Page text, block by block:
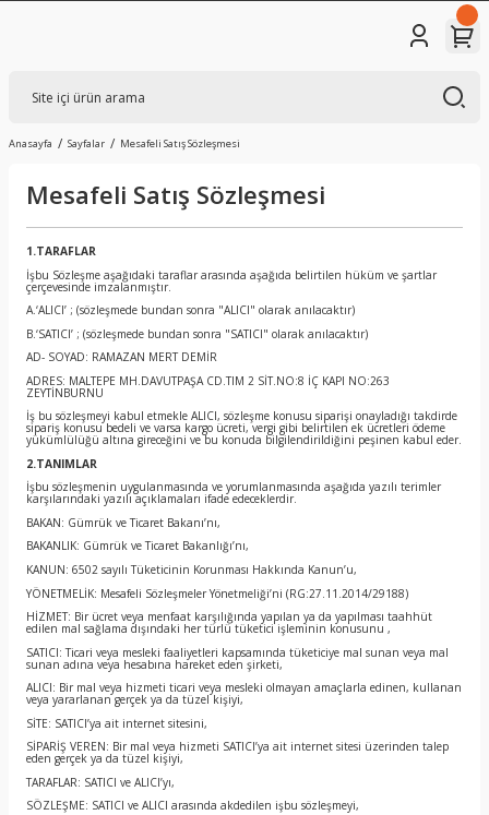
Anasayfa Sayfalar Mesafeli Satış Sözleşmesi
Mesafeli Satış Sözleşmesi
1.TARAFLAR
İşbu Sözleşme aşağıdaki taraflar arasında aşağıda belirtilen hüküm ve şartlar
çerçevesinde imzalanmıştır.
A.‘ALICI’ ; (sözleşmede bundan sonra "ALICI" olarak anılacaktır)
B.‘SATICI’ ; (sözleşmede bundan sonra "SATICI" olarak anılacaktır)
AD- SOYAD: RAMAZAN MERT DEMİR
ADRES: MALTEPE MH.DAVUTPAŞA CD.TIM 2 SİT.NO:8 İÇ KAPI NO:263
ZEYTİNBURNU
İş bu sözleşmeyi kabul etmekle ALICI, sözleşme konusu siparişi onayladığı takdirde
sipariş konusu bedeli ve varsa kargo ücreti, vergi gibi belirtilen ek ücretleri ödeme
yükümlülüğü altına gireceğini ve bu konuda bilgilendirildiğini peşinen kabul eder.
2.TANIMLAR
İşbu sözleşmenin uygulanmasında ve yorumlanmasında aşağıda yazılı terimler
karşılarındaki yazılı açıklamaları ifade edeceklerdir.
BAKAN: Gümrük ve Ticaret Bakanı’nı,
BAKANLIK: Gümrük ve Ticaret Bakanlığı’nı,
KANUN: 6502 sayılı Tüketicinin Korunması Hakkında Kanun’u,
YÖNETMELİK: Mesafeli Sözleşmeler Yönetmeliği’ni (RG:27.11.2014/29188)
HİZMET: Bir ücret veya menfaat karşılığında yapılan ya da yapılması taahhüt
edilen mal sağlama dışındaki her türlü tüketici işleminin konusunu ,
SATICI: Ticari veya mesleki faaliyetleri kapsamında tüketiciye mal sunan veya mal
sunan adına veya hesabına hareket eden şirketi,
ALICI: Bir mal veya hizmeti ticari veya mesleki olmayan amaçlarla edinen, kullanan
veya yararlanan gerçek ya da tüzel kişiyi,
SİTE: SATICI’ya ait internet sitesini,
SİPARİŞ VEREN: Bir mal veya hizmeti SATICI’ya ait internet sitesi üzerinden talep
eden gerçek ya da tüzel kişiyi,
TARAFLAR: SATICI ve ALICI’yı,
SÖZLEŞME: SATICI ve ALICI arasında akdedilen işbu sözleşmeyi,